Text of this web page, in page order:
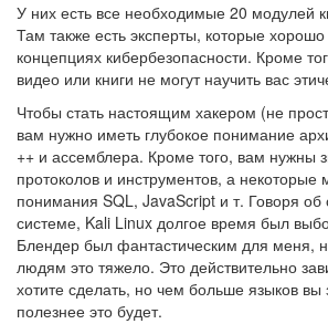
У них есть все необходимые 20 модулей
Там также есть эксперты, которые
концепциях кибербезопасности. Кроме
видео или книги не могут научить вас
Чтобы стать настоящим хакером (не
вам нужно иметь глубокое понимание
++ и ассемблера. Кроме того, вам нужны
протоколов и инструментов, а некоторые
понимания SQL, JavaScript и т. Говоря
системе, Kali Linux долгое время был
Блендер был фантастическим для меня,
людям это тяжело. Это действительно
хотите сделать, но чем больше языков вы
полезнее это будет.